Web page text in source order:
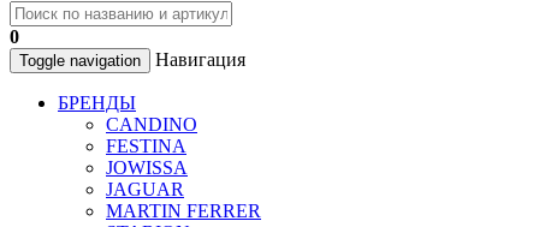
0
Toggle navigation Навигация
БРЕНДЫ
CANDINO
FESTINA
JOWISSA
JAGUAR
MARTIN FERRER